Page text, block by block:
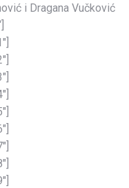
i Dragana Vučković